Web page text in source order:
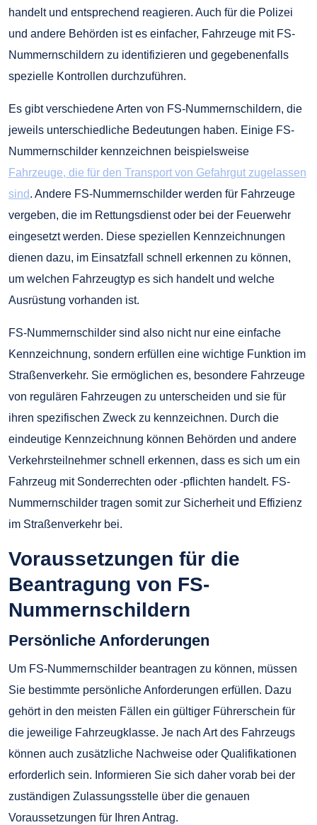
handelt und entsprechend reagieren. Auch für die Polizei
und andere Behörden ist es einfacher, Fahrzeuge mit FS-
Nummernschildern zu identifizieren und gegebenenfalls
spezielle Kontrollen durchzuführen.
Es gibt verschiedene Arten von FS-Nummernschildern, die
jeweils unterschiedliche Bedeutungen haben. Einige FS-
Nummernschilder kennzeichnen beispielsweise
Fahrzeuge, die für den Transport von Gefahrgut zugelassen
sind. Andere FS-Nummernschilder werden für Fahrzeuge
vergeben, die im Rettungsdienst oder bei der Feuerwehr
eingesetzt werden. Diese speziellen Kennzeichnungen
dienen dazu, im Einsatzfall schnell erkennen zu können,
um welchen Fahrzeugtyp es sich handelt und welche
Ausrüstung vorhanden ist.
FS-Nummernschilder sind also nicht nur eine einfache
Kennzeichnung, sondern erfüllen eine wichtige Funktion im
Straßenverkehr. Sie ermöglichen es, besondere Fahrzeuge
von regulären Fahrzeugen zu unterscheiden und sie für
ihren spezifischen Zweck zu kennzeichnen. Durch die
eindeutige Kennzeichnung können Behörden und andere
Verkehrsteilnehmer schnell erkennen, dass es sich um ein
Fahrzeug mit Sonderrechten oder -pflichten handelt. FS-
Nummernschilder tragen somit zur Sicherheit und Effizienz
im Straßenverkehr bei.
Voraussetzungen für die
Beantragung von FS-
Nummernschildern
Persönliche Anforderungen
Um FS-Nummernschilder beantragen zu können, müssen
Sie bestimmte persönliche Anforderungen erfüllen. Dazu
gehört in den meisten Fällen ein gültiger Führerschein für
die jeweilige Fahrzeugklasse. Je nach Art des Fahrzeugs
können auch zusätzliche Nachweise oder Qualifikationen
erforderlich sein. Informieren Sie sich daher vorab bei der
zuständigen Zulassungsstelle über die genauen
Voraussetzungen für Ihren Antrag.